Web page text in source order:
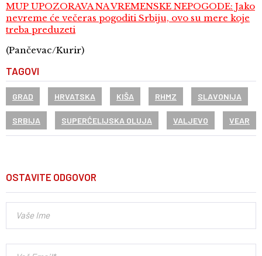
MUP UPOZORAVA NA VREMENSKE NEPOGODE: Jako
nevreme će večeras pogoditi Srbiju, ovo su mere koje
treba preduzeti
(Pančevac/Kurir)
TAGOVI
GRAD HRVATSKA KIŠA RHMZ SLAVONIJA
SRBIJA SUPERĆELIJSKA OLUJA VALJEVO VEAR
OSTAVITE ODGOVOR